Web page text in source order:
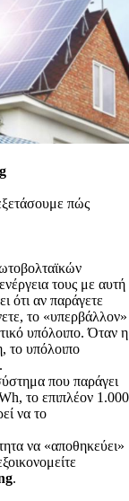
πώς
τους με αυτή
ότι αν παράγετε
το «υπερβάλλον»
υπόλοιπο. Όταν η
το υπόλοιπο
που παράγει
το επιπλέον 1.000
να το
να «αποθηκεύει»
.